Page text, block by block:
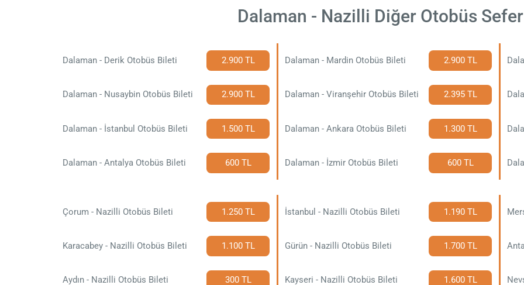
Dalaman - Nazilli Diğer Otobüs
Dalaman - Derik Otobüs Bileti 2.900 TL Dalaman - Mardin Otobüs Bileti 2.900 TL
Dalaman - Nusaybin Otobüs Bileti 2.900 TL Dalaman - Viranşehir Otobüs Bileti 2.395 TL
Dalaman - İstanbul Otobüs Bileti 1.500 TL Dalaman - Ankara Otobüs Bileti 1.300 TL
Dalaman - Antalya Otobüs Bileti 600 TL Dalaman - İzmir Otobüs Bileti 600 TL
Çorum - Nazilli Otobüs Bileti 1.250 TL İstanbul - Nazilli Otobüs Bileti 1.190 TL
Karacabey - Nazilli Otobüs Bileti 1.100 TL Gürün - Nazilli Otobüs Bileti 1.700 TL
Aydın - Nazilli Otobüs Bileti 300 TL Kayseri - Nazilli Otobüs Bileti 1.600 TL